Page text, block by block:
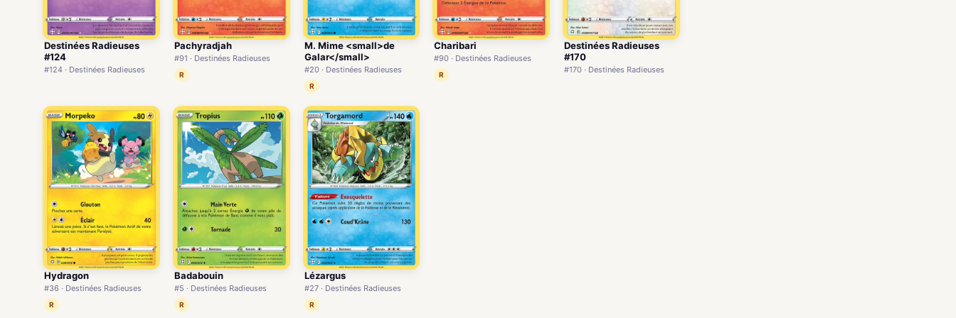
Destinées Radieuses
#124
#124 · Destinées Radieuses
Pachyradjah
#91 · Destinées Radieuses
R
M. Mime <small>de
Galar</small>
#20 · Destinées Radieuses
R
Charibari
#90 · Destinées Radieuses
R
Destinées Radieuses
#170
#170 · Destinées Radieuses
Hydragon
#36 · Destinées Radieuses
R
Badabouin
#5 · Destinées Radieuses
R
Lézargus
#27 · Destinées Radieuses
R